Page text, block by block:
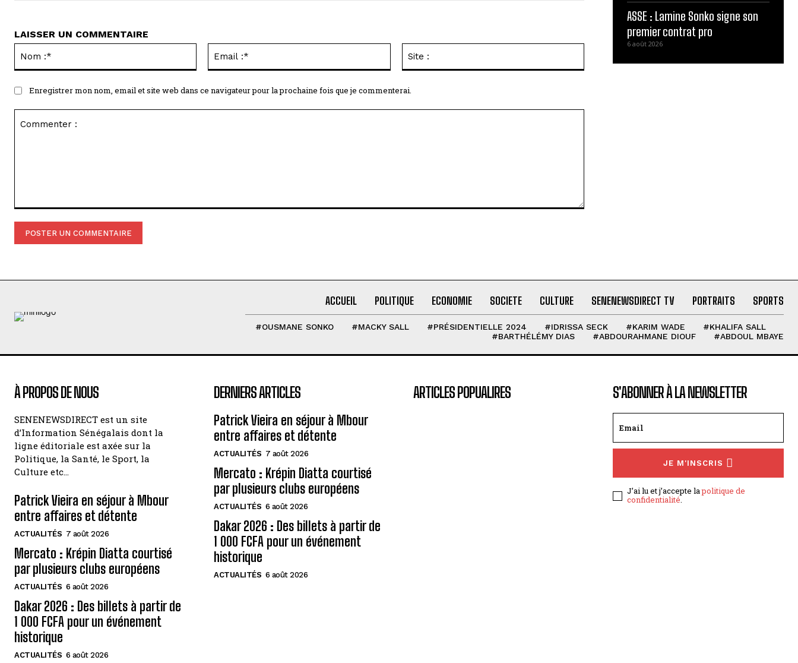
LAISSER UN COMMENTAIRE
Enregistrer mon nom, email et site web dans ce navigateur pour la prochaine fois que je commenterai.
ASSE : Lamine Sonko signe son
premier contrat pro
6 août 2026
ACCUEIL POLITIQUE ECONOMIE SOCIETE CULTURE SENENEWSDIRECT TV PORTRAITS SPORTS
#OUSMANE SONKO #MACKY SALL #PRÉSIDENTIELLE 2024 #IDRISSA SECK #KARIM WADE
#KHALIFA SALL
#BARTHÉLÉMY DIAS
#ABDOURAHMANE DIOUF #ABDOUL MBAYE
À PROPOS DE NOUS
SENENEWSDIRECT est un site
d’Information Sénégalais dont la
ligne éditoriale est axée sur la
Politique, la Santé, le Sport, la
Culture etc…
Patrick Vieira en séjour à Mbour
entre affaires et détente
ACTUALITÉS 7 août 2026
Mercato : Krépin Diatta courtisé
par plusieurs clubs européens
ACTUALITÉS 6 août 2026
Dakar 2026 : Des billets à partir de
1 000 FCFA pour un événement
historique
ACTUALITÉS 6 août 2026
DERNIERS ARTICLES
Patrick Vieira en séjour à Mbour
entre affaires et détente
ACTUALITÉS 7 août 2026
Mercato : Krépin Diatta courtisé
par plusieurs clubs européens
ACTUALITÉS 6 août 2026
Dakar 2026 : Des billets à partir de
1 000 FCFA pour un événement
historique
ACTUALITÉS 6 août 2026
ARTICLES POPUALIRES S'ABONNER À LA NEWSLETTER
JE M'INSCRIS
J’ai lu et j’accepte lapolitique de
confidentialité.